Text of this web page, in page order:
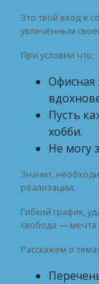
Это твой вход в
увлечённым
При условии что:
Офисная
Пусть
хобби.
Не могу
Значит,
реализации.
Гибкий график,
свобода — мечта
Расскажем о